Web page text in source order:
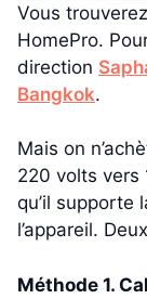
Vous
HomePro.
direction
Bangkok.
Mais on
220 volts vers
qu’il supporte
l’appareil.
Méthode 1.